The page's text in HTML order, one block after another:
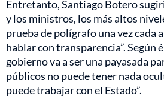
Entretanto, Santiago Botero
y los ministros, los más altos
prueba de polígrafo una vez cada
hablar con transparencia”. Según
gobierno va a ser una payasada
públicos no puede tener nada
puede trabajar con el Estado”.